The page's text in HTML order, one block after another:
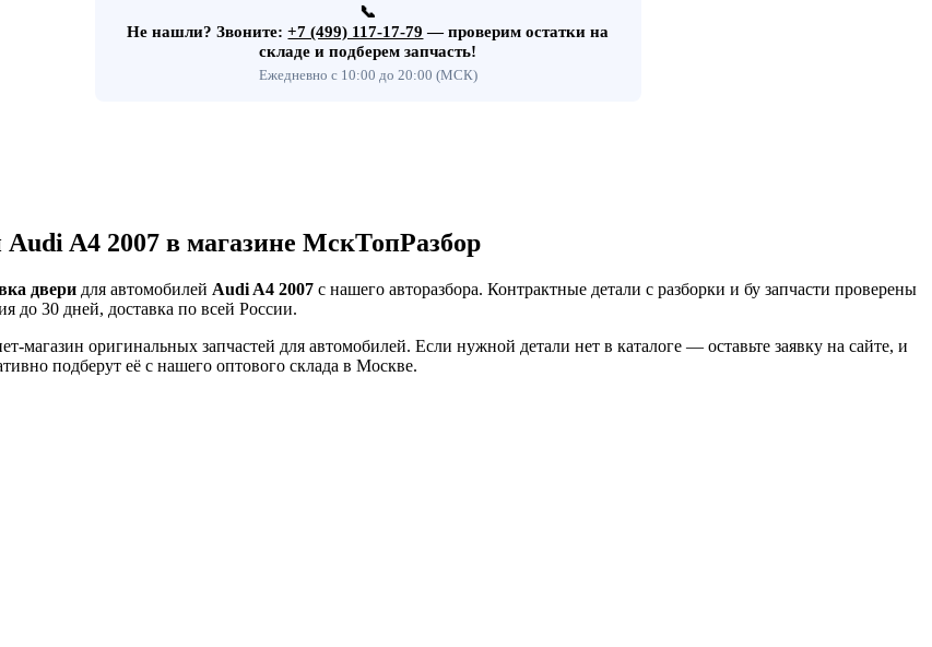
📞
Не нашли?Звоните:+7 (499) 117-17-79 — проверим остатки на
складе и подберем запчасть!
Ежедневно с 10:00 до 20:00 (МСК)
A4 2007 в магазине МскТопРазбор
двери для автомобилей Audi A4 2007 с нашего авторазбора. Контрактные детали с разборки и бу запчасти проверены
до 30 дней, доставка по всей России.
магазин оригинальных запчастей для автомобилей. Если нужной детали нет в каталоге — оставьте заявку на сайте, и
подберут её с нашего оптового склада в Москве.